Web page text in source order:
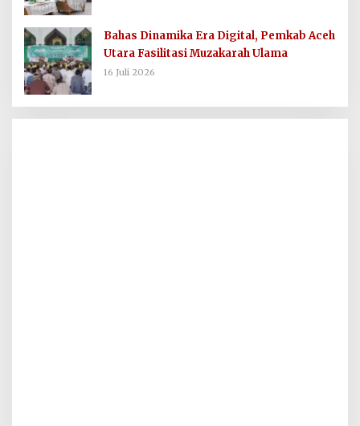
Bahas Dinamika Era Digital, Pemkab Aceh
Utara Fasilitasi Muzakarah Ulama
16 Juli 2026